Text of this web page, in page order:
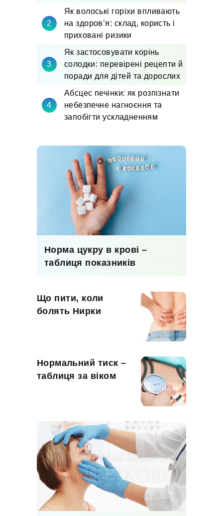
Як волоські горіхи впливають
на здоров’я: склад, користь і
приховані ризики
Як застосовувати корінь
солодки: перевірені рецепти й
поради для дітей та дорослих
Абсцес печінки: як розпізнати
небезпечне нагноєння та
запобігти ускладненням
Норма цукру в крові –
таблиця показників
Що пити, коли
болять Нирки
Нормальний тиск –
таблиця за віком